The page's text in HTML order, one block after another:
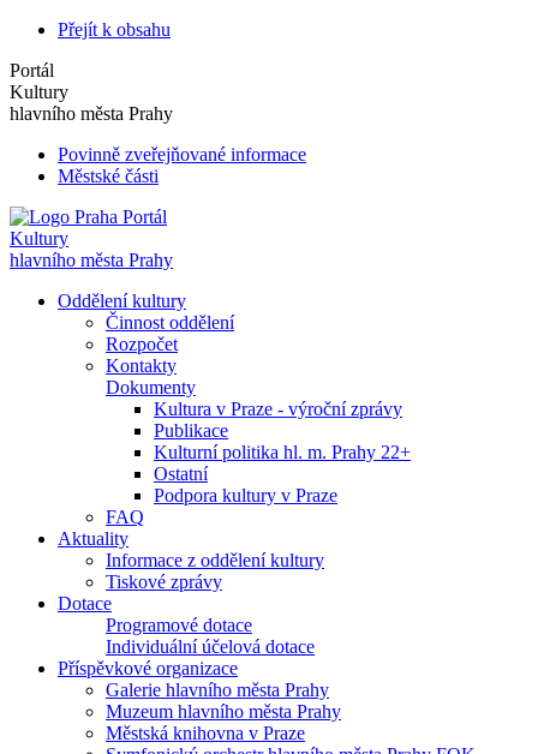
Přejít k obsahu
Portál
Kultury
hlavního města Prahy
Povinně zveřejňované informace
Městské části
Portál
Kultury
hlavního města Prahy
Oddělení kultury
Činnost oddělení
Rozpočet
Kontakty
Dokumenty
Kultura v Praze - výroční zprávy
Publikace
Kulturní politika hl. m. Prahy 22+
Ostatní
Podpora kultury v Praze
FAQ
Aktuality
Informace z oddělení kultury
Tiskové zprávy
Dotace
Programové dotace
Individuální účelová dotace
Příspěvkové organizace
Galerie hlavního města Prahy
Muzeum hlavního města Prahy
Městská knihovna v Praze